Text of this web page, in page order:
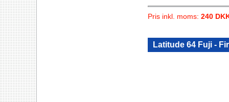
Pris inkl. moms: 240
Latitude 64 Fuji -